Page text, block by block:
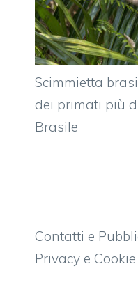
Scimmietta
dei primati più
Brasile
Contatti e
Privacy e Cookie